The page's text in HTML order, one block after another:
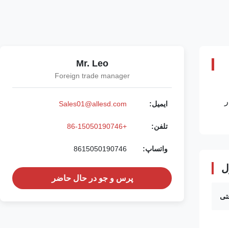
Mr. Leo
Foreign trade manager
ایمیل: Sales01@allesd.com
تلفن: +86-15050190746
واتساپ: 8615050190746
پرس و جو در حال حاضر